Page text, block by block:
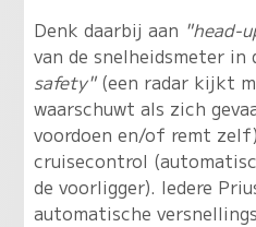
Denk daarbij aan "head-
van de snelheidsmeter in
safety"(een radar kijkt
waarschuwt als zich
voordoen en/of remt
cruisecontrol
de voorligger). Iedere
automatische